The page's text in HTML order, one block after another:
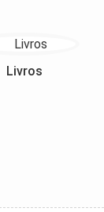
Livros